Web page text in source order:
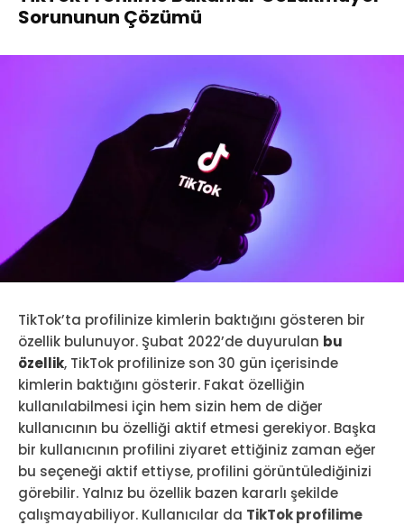
Sorununun Çözümü
TikTok’ta profilinize kimlerin baktığını gösteren bir
özellik bulunuyor. Şubat 2022’de duyurulan bu
özellik, TikTok profilinize son 30 gün içerisinde
kimlerin baktığını gösterir. Fakat özelliğin
kullanılabilmesi için hem sizin hem de diğer
kullanıcının bu özelliği aktif etmesi gerekiyor. Başka
bir kullanıcının profilini ziyaret ettiğiniz zaman eğer
bu seçeneği aktif ettiyse, profilini görüntülediğinizi
görebilir. Yalnız bu özellik bazen kararlı şekilde
çalışmayabiliyor. Kullanıcılar da TikTok profilime